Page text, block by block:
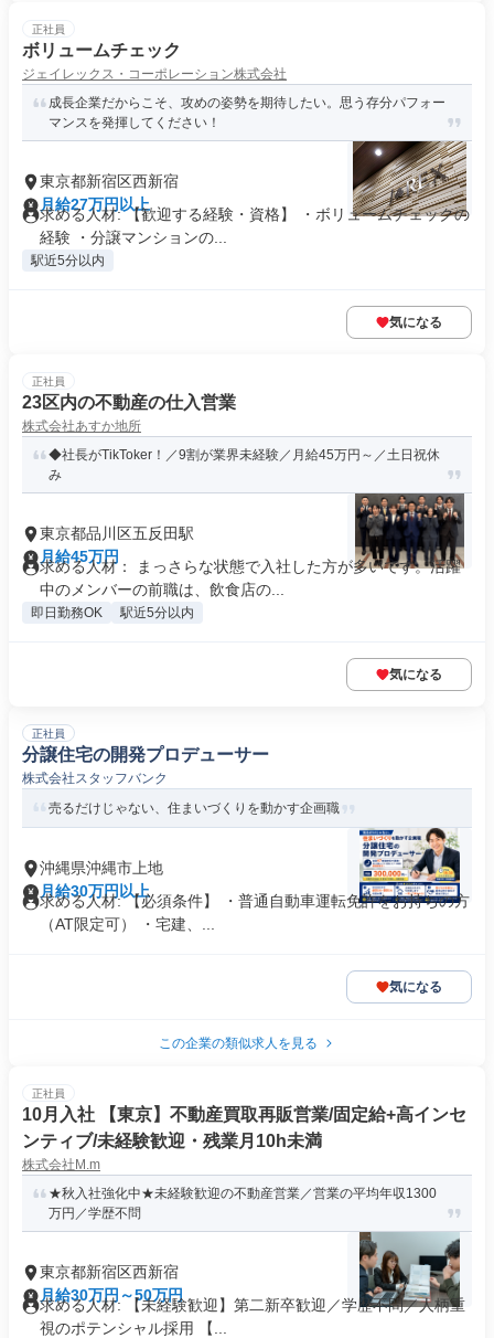
正社員
ボリュームチェック
ジェイレックス・コーポレーション株式会社
成長企業だからこそ、攻めの姿勢を期待したい。思う存分パフォー
マンスを発揮してください！
東京都新宿区西新宿
月給27万円以上
求める人材: 【歓迎する経験・資格】 ・ボリュームチェックの
経験 ・分譲マンションの...
駅近5分以内
気になる
正社員
23区内の不動産の仕入営業
株式会社あすか地所
◆社長がTikToker！／9割が業界未経験／月給45万円～／土日祝休
み
東京都品川区五反田駅
月給45万円
求める人材： まっさらな状態で入社した方が多いです。活躍
中のメンバーの前職は、飲食店の...
即日勤務OK 駅近5分以内
気になる
正社員
分譲住宅の開発プロデューサー
株式会社スタッフバンク
売るだけじゃない、住まいづくりを動かす企画職
沖縄県沖縄市上地
月給30万円以上
求める人材: 【必須条件】 ・普通自動車運転免許をお持ちの方
（AT限定可） ・宅建、...
気になる
この企業の類似求人を見る
正社員
10月入社 【東京】不動産買取再販営業/固定給+高インセ
ンティブ/未経験歓迎・残業月10h未満
株式会社M.m
★秋入社強化中★未経験歓迎の不動産営業／営業の平均年収1300
万円／学歴不問
東京都新宿区西新宿
月給30万円～50万円
求める人材: 【未経験歓迎】第二新卒歓迎／学歴不問／人柄重
視のポテンシャル採用 【...